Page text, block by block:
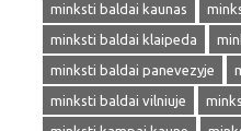
minksti baldai kaunas
minksti baldai klaipeda
minksti baldai panevezyje
minksti baldai vilniuje